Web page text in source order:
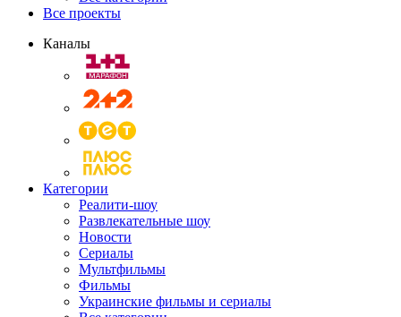
Все проекты
Каналы
Категории
Реалити-шоу
Развлекательные шоу
Новости
Сериалы
Мультфильмы
Фильмы
Украинские фильмы и сериалы